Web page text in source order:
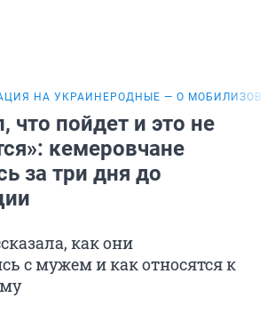
НА УКРАИНЕ РОДНЫЕ — О
что пойдет и это не
кемеровчане
за три дня до
как они
с мужем и как относятся к